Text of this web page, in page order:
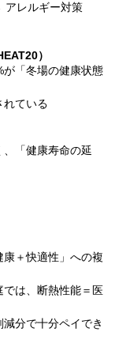
レルギー対策
）
「冬場の健康状態
れている
「健康寿命の延
＋快適性」への複
は、断熱性能＝医
分で十分ペイでき